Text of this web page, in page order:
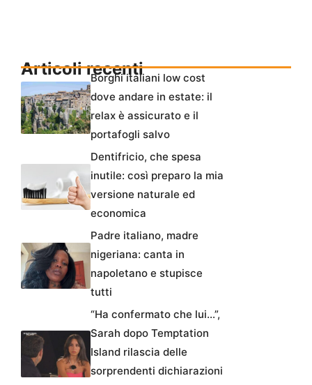
Articoli recentiBorghi italiani low cost
dove andare in estate: il
relax è assicurato e il
portafogli salvo
Dentifricio, che spesa
inutile: così preparo la mia
versione naturale ed
economica
Padre italiano, madre
nigeriana: canta in
napoletano e stupisce
tutti
“Ha confermato che lui…”,
Sarah dopo Temptation
Island rilascia delle
sorprendenti dichiarazioni